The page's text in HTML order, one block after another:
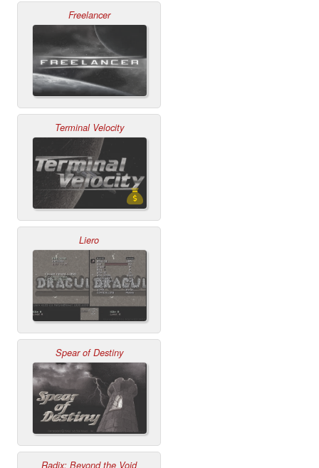
Freelancer
Terminal Velocity
Liero
Spear of Destiny
Radix: Beyond the Void